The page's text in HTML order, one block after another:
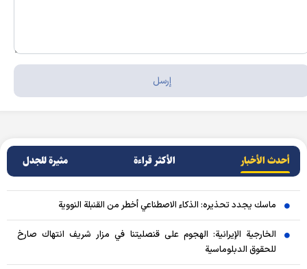
أحدث الأخبار الأکثر قراءة مثيرة للجدل
ماسك يجدد تحذيره: الذكاء الاصطناعي أخطر من القنبلة النووية
الخارجية الإيرانية: الهجوم على قنصليتنا في مزار شريف انتهاك صارخ
للحقوق الدبلوماسية